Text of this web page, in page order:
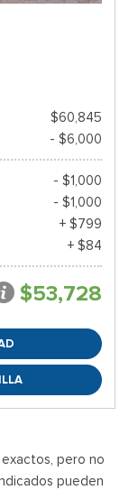
$60,845
- $6,000
- $1,000
- $1,000
+ $799
+ $84
$53,728
pero no
pueden